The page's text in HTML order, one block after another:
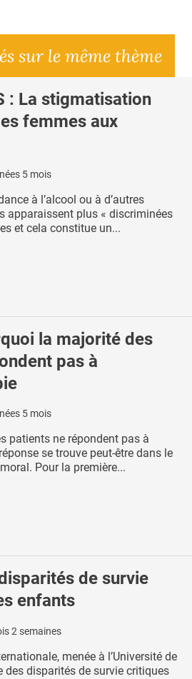
sur le même thème
: La stigmatisation
femmes aux
5 mois
à l’alcool ou à d’autres
apparaissent plus « discriminées
et cela constitue un...
la majorité des
pas à
5 mois
patients ne répondent pas à
se trouve peut-être dans le
Pour la première...
de survie
enfants
2 semaines
menée à l’Université de
des disparités de survie critiques